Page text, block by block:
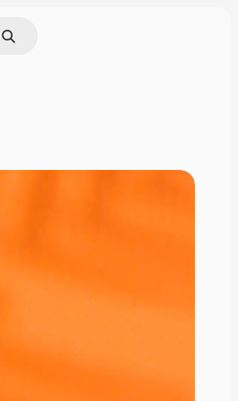
Bild suchen
Suchen